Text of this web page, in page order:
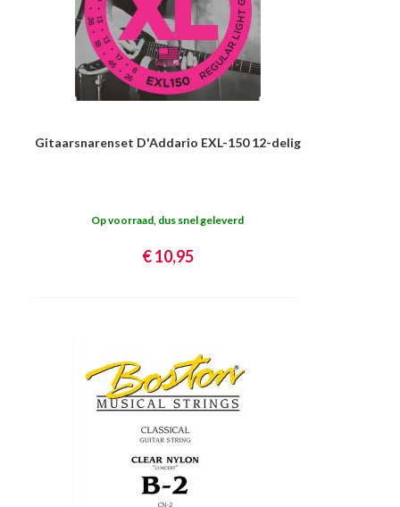
Gitaarsnarenset D'Addario EXL-150 12-delig
Op voorraad, dus snel geleverd
€ 10,95